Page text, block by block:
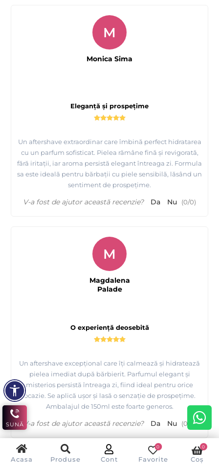
Acasa Produse Cont Favorite
0
Coș
0
Eleganță și prospețime
Un aftershave extraordinar care îmbină perfect hidratarea
cu un parfum sofisticat. Pielea rămâne fină și revigorată,
fără iritații, iar aroma persistă elegant întreaga zi. Formula
sa este ideală pentru bărbații cu piele sensibilă, lăsând un
sentiment de prospețime.
M
Monica Sima
V-a fost de ajutor această recenzie? Da Nu (0/0)
O experiență deosebită
Un aftershave excepțional care îți calmează și hidratează
pielea imediat după bărbierit. Parfumul elegant și
misterios persistă întreaga zi, fiind ideal pentru orice
ocazie. Se aplică ușor și lasă o senzație de prospețime.
Ambalajul de 150ml este foarte generos.
M
Magdalena
Palade
V-a fost de ajutor această recenzie? Da Nu (0 0)
SUNĂ